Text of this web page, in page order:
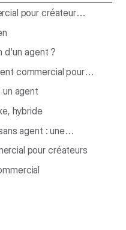
pour créateur
d'un agent ?
commercial pour
agent
hybride
agent : une
pour créateurs